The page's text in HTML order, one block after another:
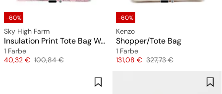
-60%
Sky High Farm
Insulation Print Tote Bag Woven
1 Farbe
Preis
40,32 € Originalpreis
100,84 €
-60%
Kenzo
Shopper/Tote Bag
1 Farbe
Preis
131,08 € Originalpreis
327,73 €